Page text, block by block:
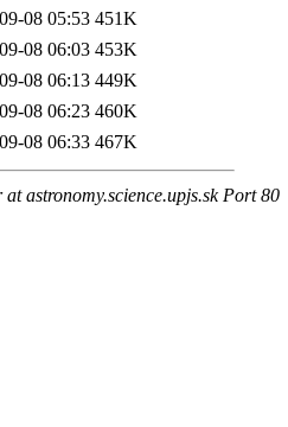
08 05:53 451K
08 06:03 453K
08 06:13 449K
08 06:23 460K
08 06:33 467K
astronomy.science.upjs.sk Port 80